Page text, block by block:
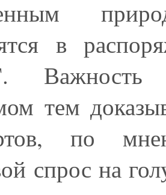
в
Важность
тем
по
спрос на